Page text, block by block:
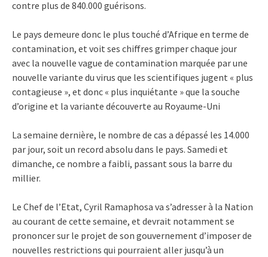
contre plus de 840.000 guérisons.
Le pays demeure donc le plus touché d’Afrique en terme de
contamination, et voit ses chiffres grimper chaque jour
avec la nouvelle vague de contamination marquée par une
nouvelle variante du virus que les scientifiques jugent « plus
contagieuse », et donc « plus inquiétante » que la souche
d’origine et la variante découverte au Royaume-Uni
La semaine dernière, le nombre de cas a dépassé les 14.000
par jour, soit un record absolu dans le pays. Samedi et
dimanche, ce nombre a faibli, passant sous la barre du
millier.
Le Chef de l’Etat, Cyril Ramaphosa va s’adresser à la Nation
au courant de cette semaine, et devrait notamment se
prononcer sur le projet de son gouvernement d’imposer de
nouvelles restrictions qui pourraient aller jusqu’à un